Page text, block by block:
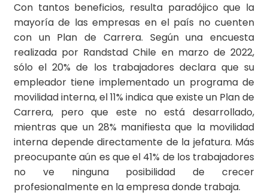
Con tantos beneficios, resulta paradójico que la
mayoría de las empresas en el país no cuenten
con un Plan de Carrera. Según una encuesta
realizada por Randstad Chile en marzo de 2022,
sólo el 20% de los trabajadores declara que su
empleador tiene implementado un programa de
movilidad interna, el 11% indica que existe un Plan de
Carrera, pero que este no está desarrollado,
mientras que un 28% manifiesta que la movilidad
interna depende directamente de la jefatura. Más
preocupante aún es que el 41% de los trabajadores
no ve ninguna posibilidad de crecer
profesionalmente en la empresa donde trabaja.